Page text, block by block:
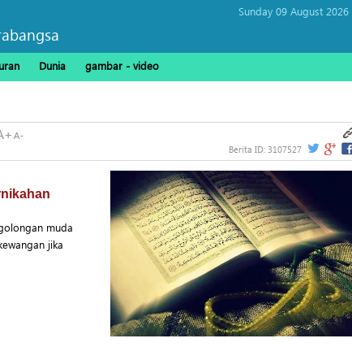
Sunday 09 August 2026 ,
Dunia gambar - video
Berita ID: 3107527
muda
jika